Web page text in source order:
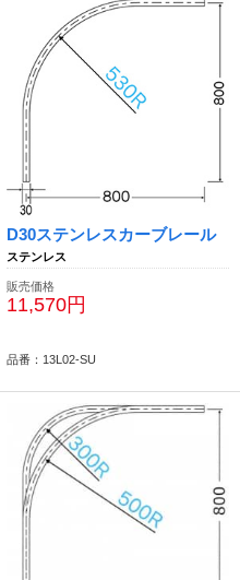
D30ステンレスカーブレール
ステンレス
販売価格
11,570円
品番：13L02-SU